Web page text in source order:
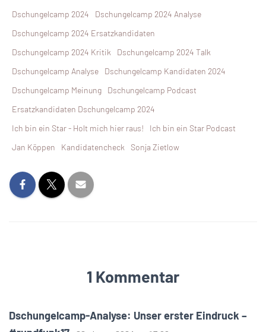
Dschungelcamp 2024
Dschungelcamp 2024 Analyse
Dschungelcamp 2024 Ersatzkandidaten
Dschungelcamp 2024 Kritik
Dschungelcamp 2024 Talk
Dschungelcamp Analyse
Dschungelcamp Kandidaten 2024
Dschungelcamp Meinung
Dschungelcamp Podcast
Ersatzkandidaten Dschungelcamp 2024
Ich bin ein Star - Holt mich hier raus!
Ich bin ein Star Podcast
Jan Köppen
Kandidatencheck Sonja Zietlow
1 Kommentar
Dschungelcamp-Analyse: Unser erster Eindruck –